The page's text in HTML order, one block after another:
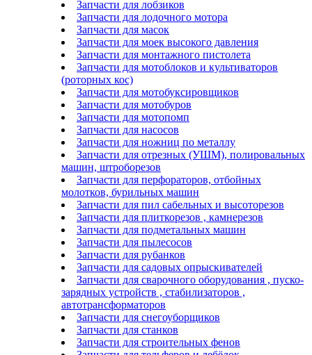
Запчасти для лобзиков
Запчасти для лодочного мотора
Запчасти для масок
Запчасти для моек высокого давления
Запчасти для монтажного пистолета
Запчасти для мотоблоков и культиваторов
(роторных кос)
Запчасти для мотобуксировщиков
Запчасти для мотобуров
Запчасти для мотопомп
Запчасти для насосов
Запчасти для ножниц по металлу
Запчасти для отрезных (УШМ), полировальных
машин, штроборезов
Запчасти для перфораторов, отбойных
молотков, бурильных машин
Запчасти для пил сабельных и высоторезов
Запчасти для плиткорезов , камнерезов
Запчасти для подметальных машин
Запчасти для пылесосов
Запчасти для рубанков
Запчасти для садовых опрыскивателей
Запчасти для сварочного оборудования , пуско-
зарядных устройств , стабилизаторов ,
автотрансформаторов
Запчасти для снегоуборщиков
Запчасти для станков
Запчасти для строительных фенов